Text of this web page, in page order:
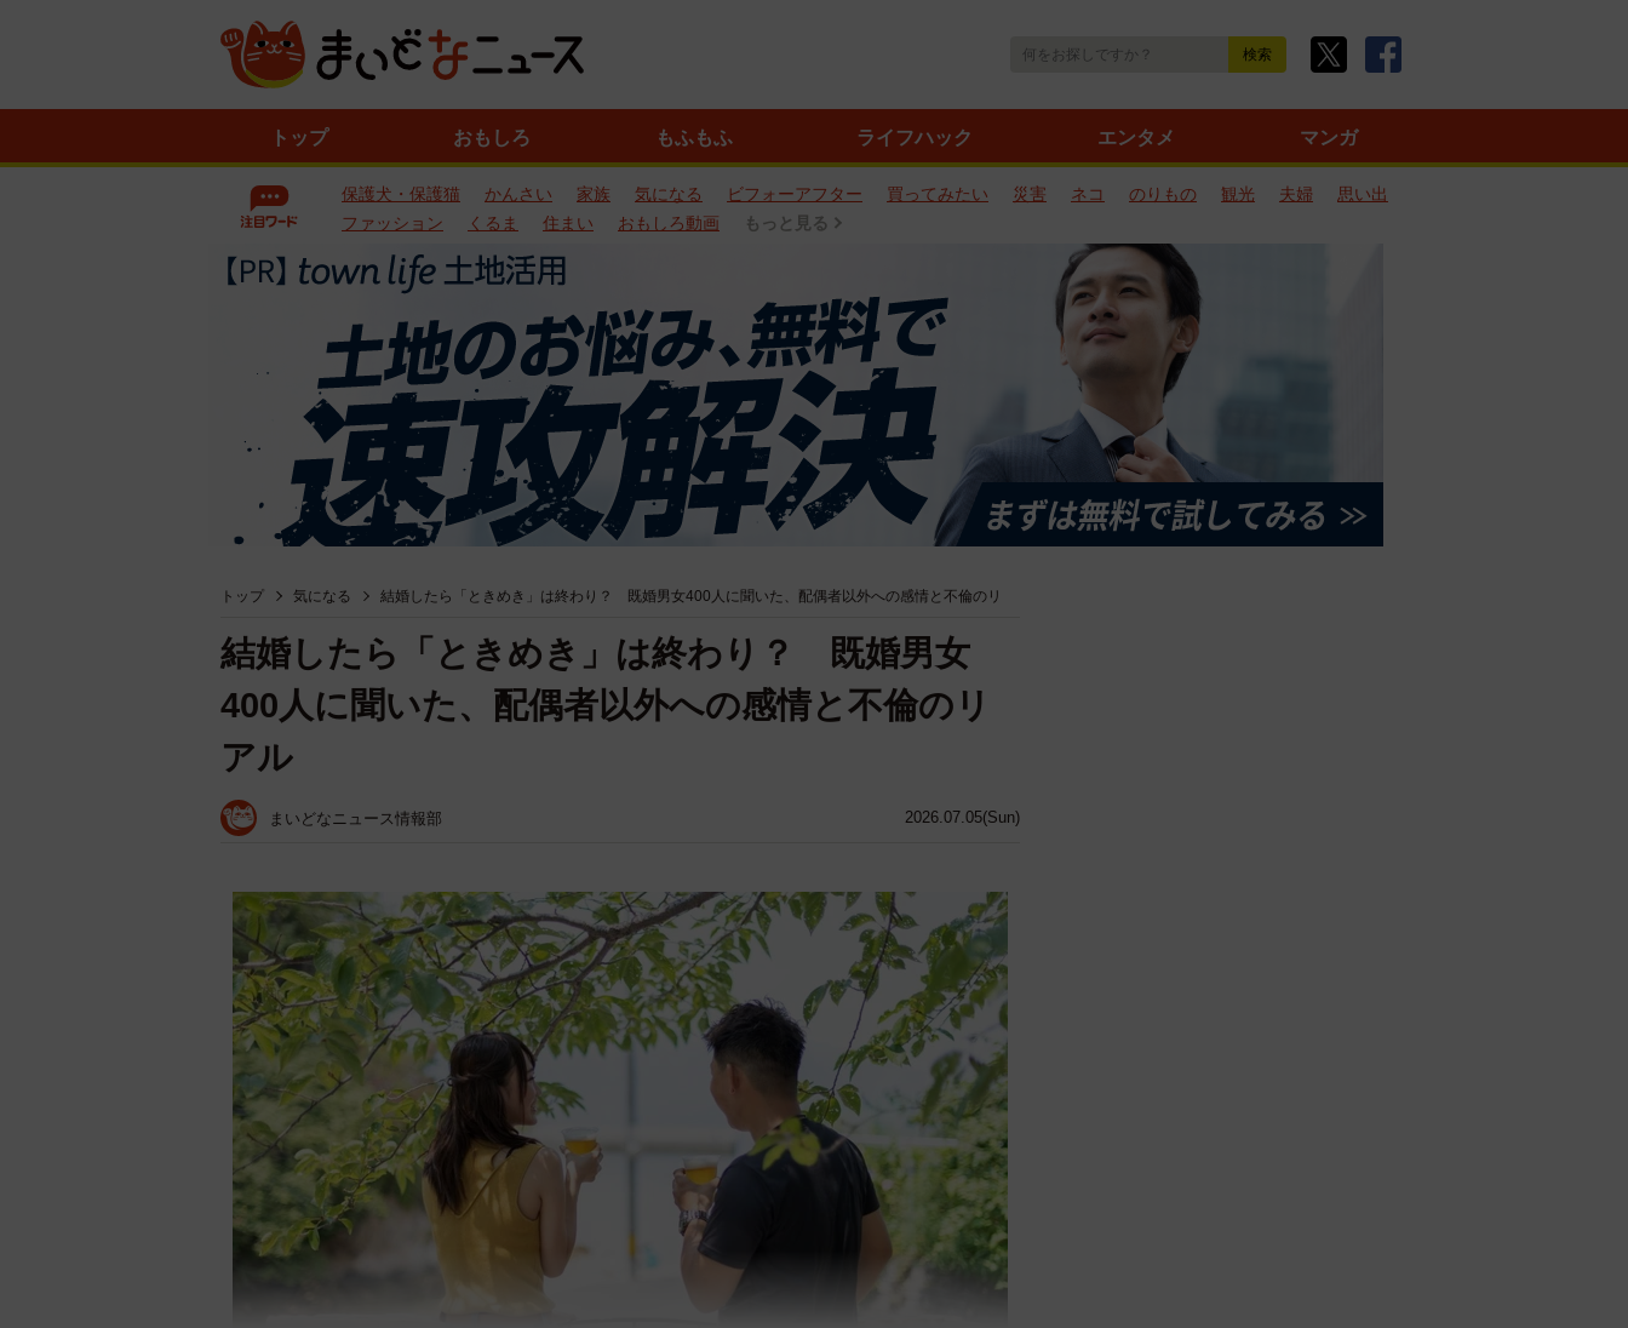
トップ おもしろ もふもふ ライフハック エンタメ マンガ
保護犬・保護猫 かんさい 家族 気になる ビフォーアフター 買ってみたい 災害 ネコ のりもの 観光 夫婦
思い出
ファッション
くるま 住まい おもしろ動画 もっと見る
トップ 気になる 結婚したら「ときめき」は終わり？ 既婚男女400人に聞いた、配偶者以外への感情と不倫のリ
2026.07.05(Sun)
結婚したら「ときめき」は終わり？ 既婚男女
400人に聞いた、配偶者以外への感情と不倫のリ
アル
まいどなニュース情報部